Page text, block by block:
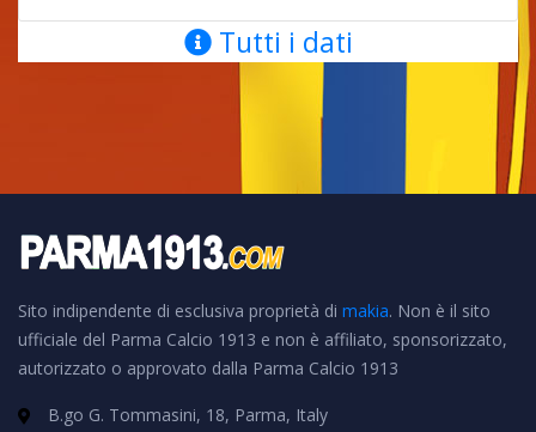
Tutti i dati
Sito indipendente di esclusiva proprietà di makia. Non è il sito
ufficiale del Parma Calcio 1913 e non è affiliato, sponsorizzato,
autorizzato o approvato dalla Parma Calcio 1913
B.go G. Tommasini, 18, Parma, Italy